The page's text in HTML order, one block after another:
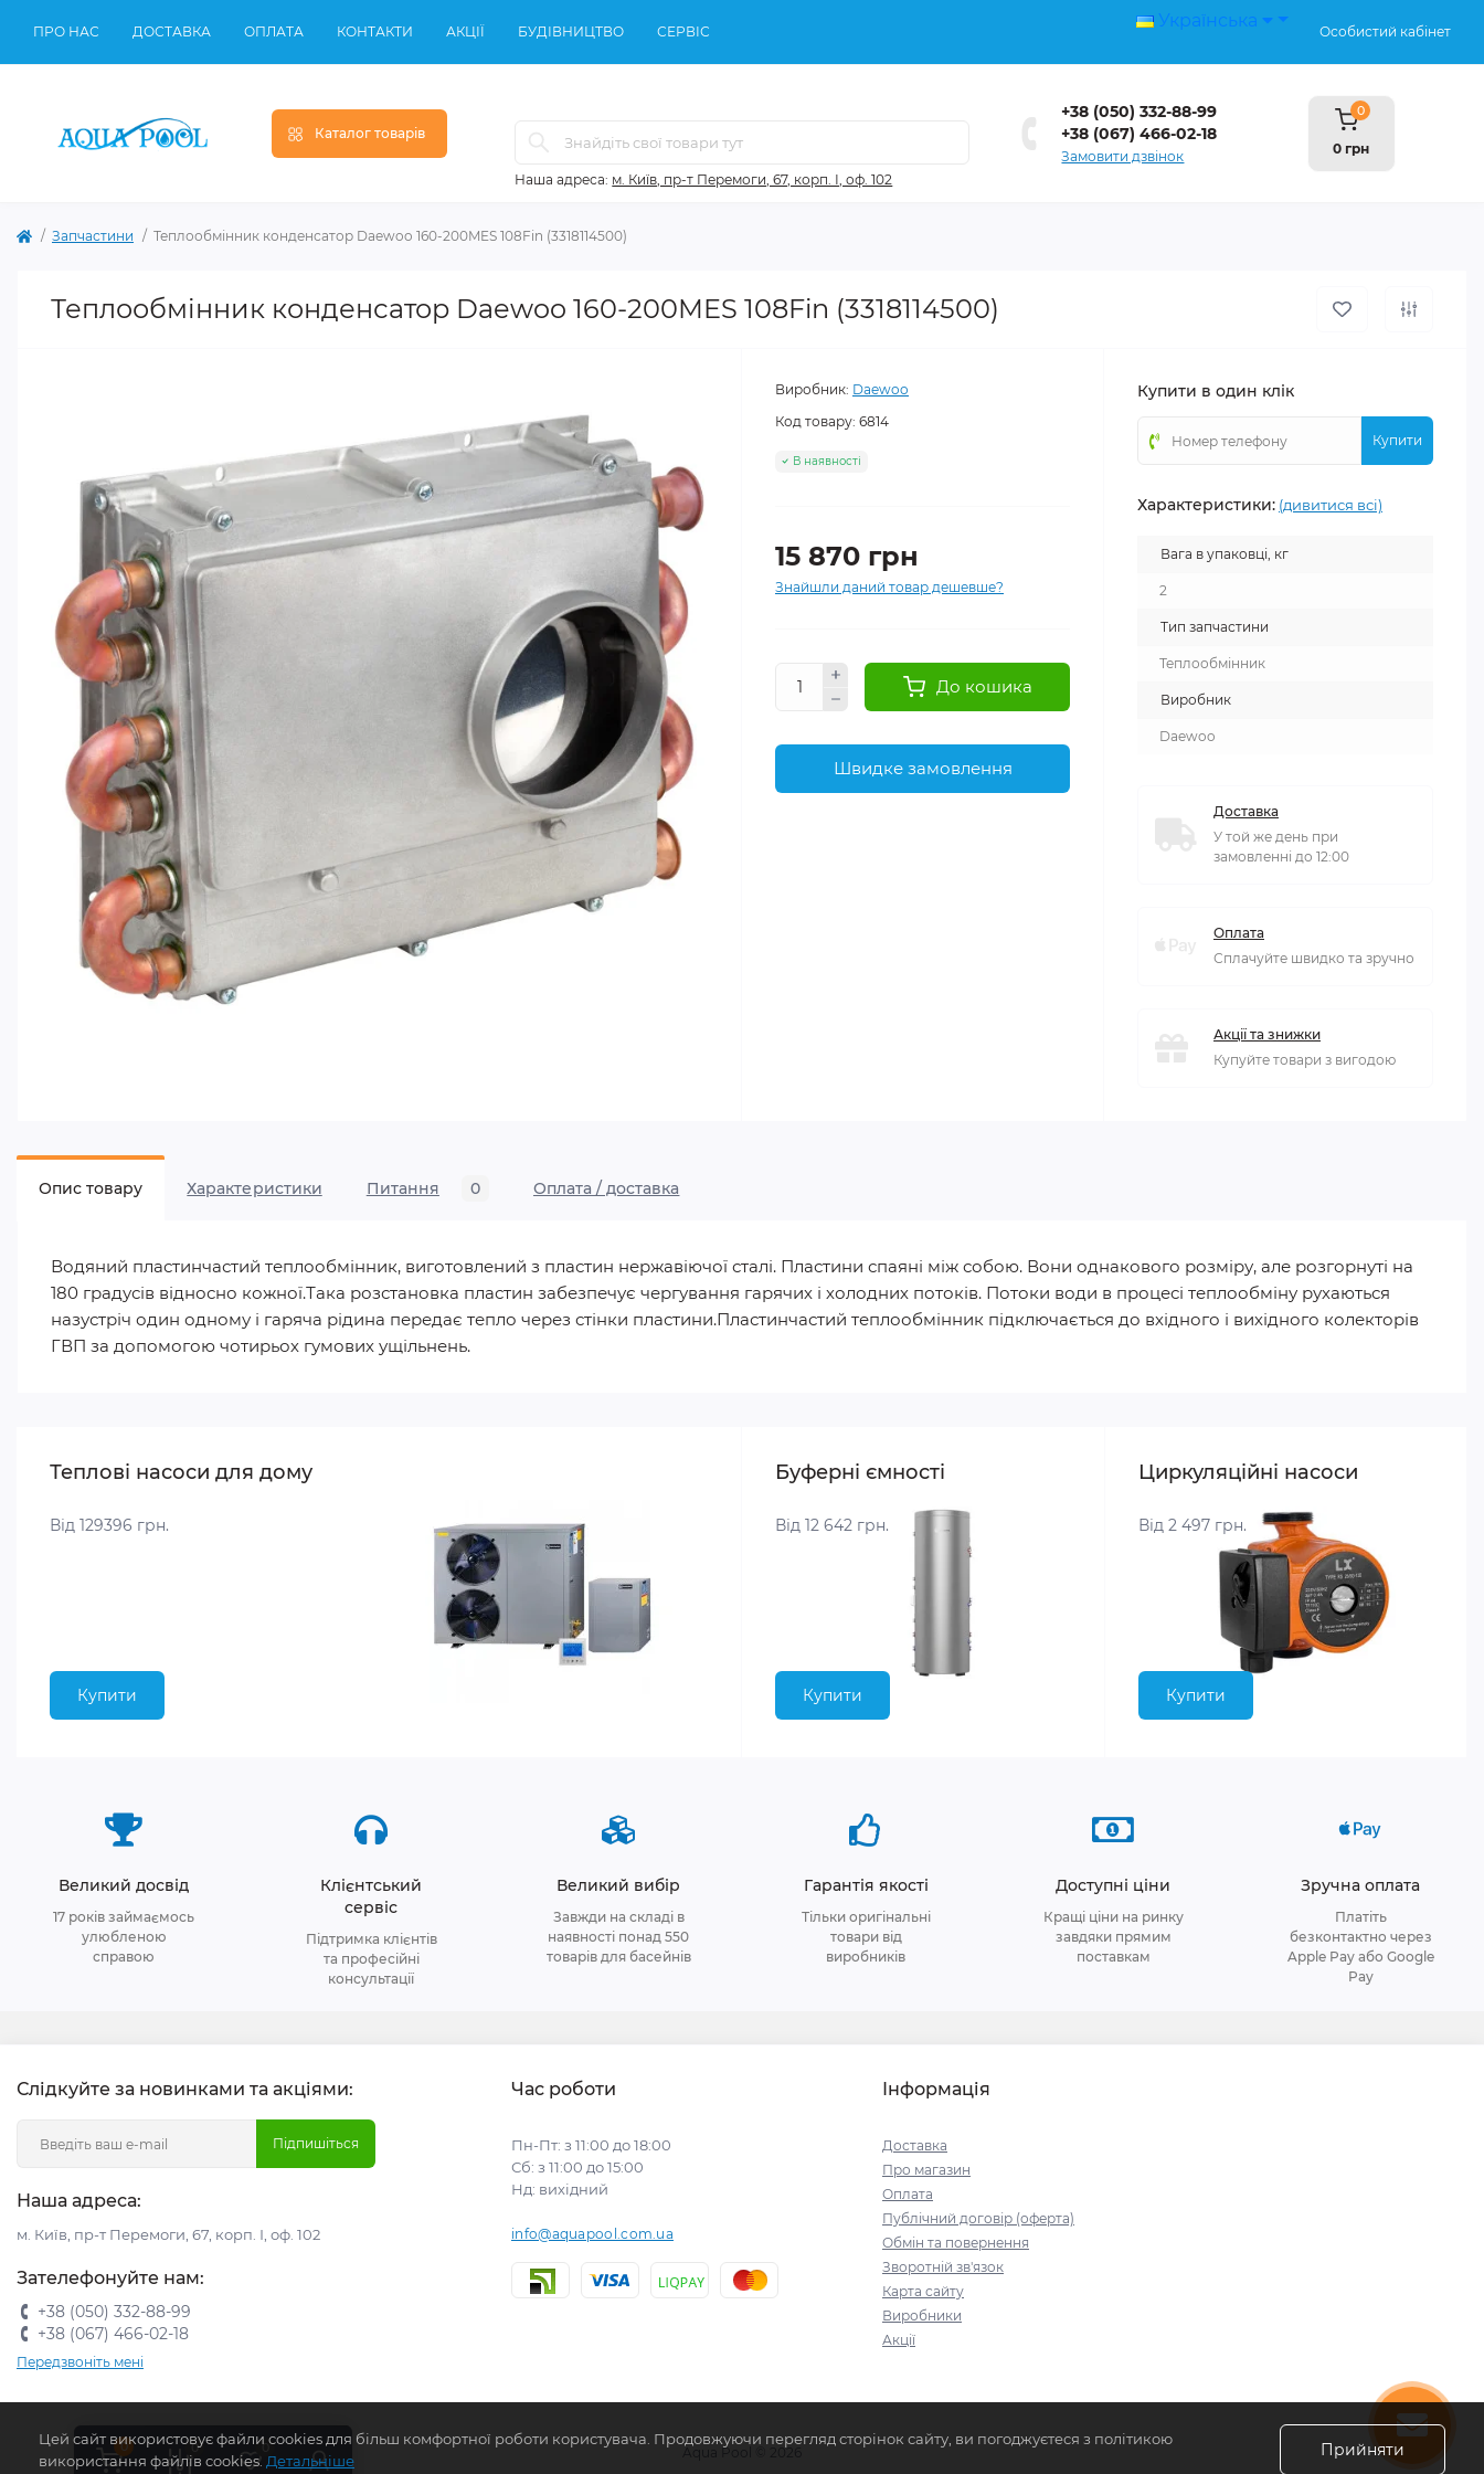
0 0 0
ПРО НАС ДОСТАВКА ОПЛАТА КОНТАКТИ АКЦІЇ БУДІВНИЦТВО СЕРВІС
Українська
Особистий кабінет
Каталог товарів
Наша адреса: м. Київ, пр-т Перемоги, 67, корп. І, оф. 102
+38 (050) 332-88-99
+38 (067) 466-02-18
Замовити дзвінок
0
0 грн
Запчастини Теплообмінник конденсатор Daewoo 160-200MES 108Fin (3318114500)
Теплообмінник конденсатор Daewoo 160-200MES 108Fin (3318114500)
Виробник: Daewoo
Код товару: 6814
В наявності
15 870 грн
Знайшли даний товар дешевше?
До кошика
Швидке замовлення
Купити в один клік
Купити
Характеристики: (дивитися всі)
Вага в упаковці, кг
2
Тип запчастини
Теплообмінник
Виробник
Daewoo
Доставка
У той же день при
замовленні до 12:00
Оплата
Сплачуйте швидко та зручно
Акції та знижки
Купуйте товари з вигодою
Опис товару Характеристики Питання 0 Оплата / доставка
Водяний пластинчастий теплообмінник, виготовлений з пластин нержавіючої сталі. Пластини спаяні між собою. Вони однакового розміру, але розгорнуті на
180 градусів відносно кожної.Така розстановка пластин забезпечує чергування гарячих і холодних потоків. Потоки води в процесі теплообміну рухаються
назустріч один одному і гаряча рідина передає тепло через стінки пластини.Пластинчастий теплообмінник підключається до вхідного і вихідного колекторів
ГВП за допомогою чотирьох гумових ущільнень.
Теплові насоси для дому
Від 129396 грн.
Купити
Буферні ємності
Від 12 642 грн.
Купити
Циркуляційні насоси
Від 2 497 грн.
Купити
Великий досвід
17 років займаємось
улюбленою
справою
Клієнтський
сервіс
Підтримка клієнтів
та професійні
консультації
Великий вибір
Завжди на складі в
наявності понад 550
товарів для басейнів
Гарантія якості
Тільки оригінальні
товари від
виробників
Доступні ціни
Кращі ціни на ринку
завдяки прямим
поставкам
Зручна оплата
Платіть
безконтактно через
Apple Pay або Google
Pay
Слідкуйте за новинками та акціями:
Підпишіться
Наша адреса:
м. Київ, пр-т Перемоги, 67, корп. І, оф. 102
Зателефонуйте нам:
+38 (050) 332-88-99
+38 (067) 466-02-18
Передзвоніть мені
Час роботи
Пн-Пт: з 11:00 до 18:00
Сб: з 11:00 до 15:00
Нд: вихідний
info@aquapool.com.ua
Інформація
Доставка
Про магазин
Оплата
Публічний договір (оферта)
Обмін та повернення
Зворотній зв'язок
Карта сайту
Виробники
Акції
Aqua Pool © 2026
Цей сайт використовує файли cookies для більш комфортної роботи користувача. Продовжуючи перегляд сторінок сайту, ви погоджуєтеся з політикою
використання файлів cookies. Детальніше
Прийняти